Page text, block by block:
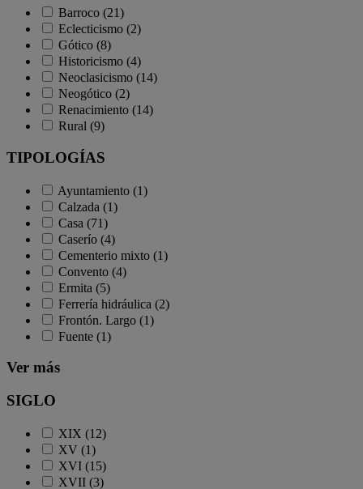
Barroco (21)
Eclecticismo (2)
Gótico (8)
Historicismo (4)
Neoclasicismo (14)
Neogótico (2)
Renacimiento (14)
Rural (9)
TIPOLOGÍAS
Ayuntamiento (1)
Calzada (1)
Casa (71)
Caserío (4)
Cementerio mixto (1)
Convento (4)
Ermita (5)
Ferrería hidráulica (2)
Frontón. Largo (1)
Fuente (1)
Ver más
SIGLO
XIX (12)
XV (1)
XVI (15)
XVII (3)